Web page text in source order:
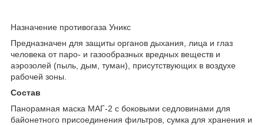
Назначение противогаза Уникс
Предназначен для защиты органов дыхания, лица и глаз
человека от паро- и газообразных вредных веществ и
аэрозолей (пыль, дым, туман), присутствующих в воздухе
рабочей зоны.
Состав
Панорамная маска МАГ-2 с боковыми седловинами для
байонетного присоединения фильтров, сумка для хранения и